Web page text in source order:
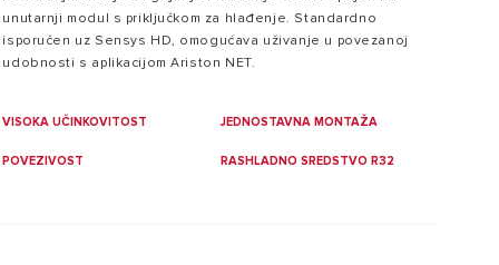
Širok asortiman Aristonovih grijalica vode, osmišljen je
kako bi osigurao savršenu kombinaciju visoke
učinkovitosti, uštede energije i talijanskog dizajna.
unutarnji modul s priključkom za hlađenje. Standardno
isporučen uz Sensys HD, omogućava uživanje u povezanoj
udobnosti s aplikacijom Ariston NET.
VISOKA UČINKOVITOST JEDNOSTAVNA MONTAŽA
POVEZIVOST RASHLADNO SREDSTVO R32